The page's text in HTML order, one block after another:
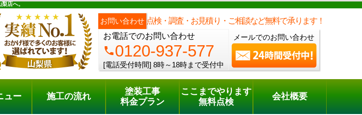
店へ。
お問い合わせ 点検・調査・お見積り・ご相談など無料で承ります！
お電話でのお問い合わせ
phone0120-937-577
[電話受付時間] 8時～18時まで受付中
メールでのお問い合わせ
金プラン 無料点検
電話でのご相談 [8時～18時まで受付中]
phone0120-937-577
ュー 施工の流れ
塗装工事
料金プラン
ここまでやります
無料点検
会社概要